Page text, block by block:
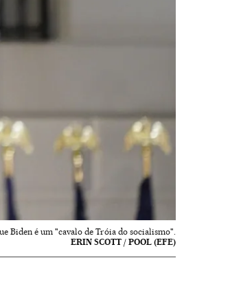
Biden é um "cavalo de Tróia do socialismo".
ERIN SCOTT / POOL (EFE)